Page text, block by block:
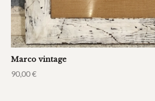
Marco vintage
90,00€